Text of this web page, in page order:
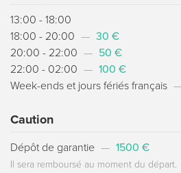
13:00 - 18:00
18:00 - 20:00 — 30 €
20:00 - 22:00 — 50 €
22:00 - 02:00 — 100 €
Week-ends et jours fériés français
Caution
Dépôt de garantie — 1500 €
Il sera remboursé au moment du départ.